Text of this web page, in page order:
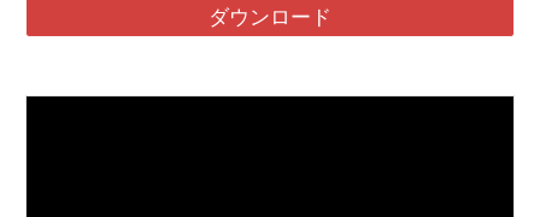
ダウンロード